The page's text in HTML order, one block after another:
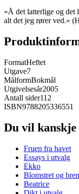
«Å det latterlige og det
alt det jeg rører ved.»
FormatHeftet
Utgave7
MålformBokmål
Utgivelsesår2005
Antall sider112
ISBN9788205336551
Du vil kanskje
Fruen fra havet
Essays i utvalg
Ekko
Blomstret og
Beatrice